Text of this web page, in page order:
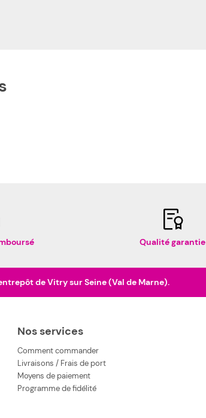
Qualité garantie
de Vitry sur Seine (Val de Marne).
Nos services
Comment commander
Livraisons / Frais de port
Moyens de paiement
Programme de fidélité